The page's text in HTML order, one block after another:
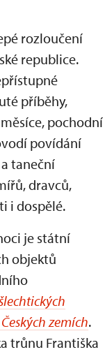
rozloučení
republice.
příběhy,
pochodní
povídání
taneční
dravců,
i dospělé.
je státní
objektů
zemích.
trůnu Františka